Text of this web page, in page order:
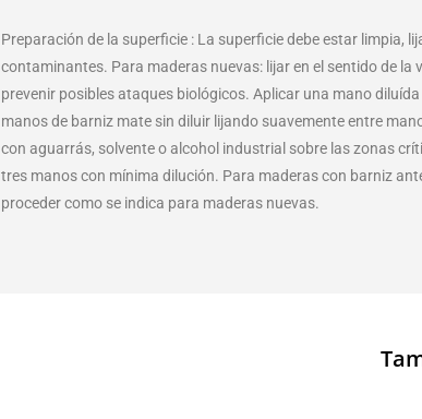
Preparación de la superficie : La superficie debe estar limpia,
contaminantes. Para maderas nuevas: lijar en el sentido de
prevenir posibles ataques biológicos. Aplicar una mano
manos de barniz mate sin diluir lijando suavemente entre
con aguarrás, solvente o alcohol industrial sobre las zonas
tres manos con mínima dilución. Para maderas con barniz
proceder como se indica para maderas nuevas.